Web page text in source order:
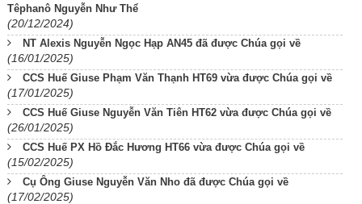
Têphanô Nguyễn Như Thể
(20/12/2024)
NT Alexis Nguyễn Ngọc Hạp AN45 đã được Chúa gọi về
(16/01/2025)
CCS Huế Giuse Phạm Văn Thạnh HT69 vừa được Chúa gọi về
(17/01/2025)
CCS Huế Giuse Nguyễn Văn Tiên HT62 vừa được Chúa gọi về
(26/01/2025)
CCS Huế PX Hồ Đắc Hương HT66 vừa được Chúa gọi về
(15/02/2025)
Cụ Ông Giuse Nguyễn Văn Nho đã được Chúa gọi về
(17/02/2025)